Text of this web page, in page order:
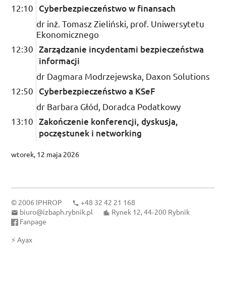
12:10 Cyberbezpieczeństwo w finansach
dr inż. Tomasz Zieliński, prof. Uniwersytetu
Ekonomicznego
12:30 Zarządzanie incydentami bezpieczeństwa
informacji
dr Dagmara Modrzejewska, Daxon Solutions
12:50
Cyberbezpieczeństwo a KSeF
dr Barbara Głód, Doradca Podatkowy
13:10 Zakończenie konferencji, dyskusja,
poczęstunek i networking
wtorek, 12 maja 2026
© 2006 IPHROP
+48 32 42 21 168
biuro@izbaph.rybnik.pl
Rynek 12, 44‑200 Rybnik
Fanpage
⚡ Ayax